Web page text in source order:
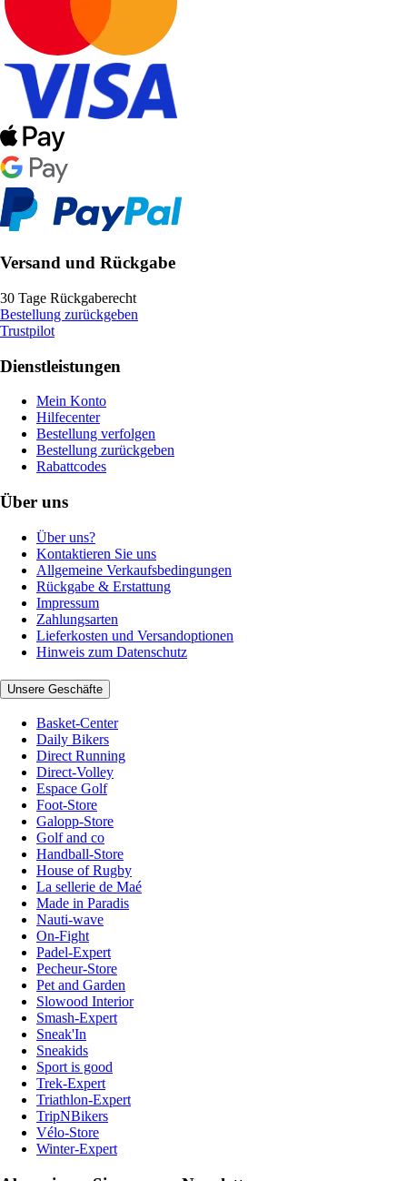
Versand und Rückgabe
30 Tage Rückgaberecht
Bestellung zurückgeben
Trustpilot
Dienstleistungen
Mein Konto
Hilfecenter
Bestellung verfolgen
Bestellung zurückgeben
Rabattcodes
Über uns
Über uns?
Kontaktieren Sie uns
Allgemeine Verkaufsbedingungen
Rückgabe & Erstattung
Impressum
Zahlungsarten
Lieferkosten und Versandoptionen
Hinweis zum Datenschutz
Unsere Geschäfte
Basket-Center
Daily Bikers
Direct Running
Direct-Volley
Espace Golf
Foot-Store
Galopp-Store
Golf and co
Handball-Store
House of Rugby
La sellerie de Maé
Made in Paradis
Nauti-wave
On-Fight
Padel-Expert
Pecheur-Store
Pet and Garden
Slowood Interior
Smash-Expert
Sneak'In
Sneakids
Sport is good
Trek-Expert
Triathlon-Expert
TripNBikers
Vélo-Store
Winter-Expert